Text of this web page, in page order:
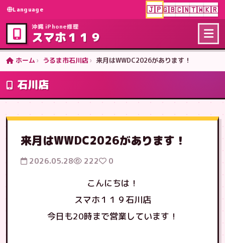
Language 🇯🇵🇬🇧🇨🇳🇹🇼🇰🇷
沖縄 iPhone修理
スマホ１１９
ホーム うるま市石川店 来月はWWDC2026があります！
石川店
来月はWWDC2026があります！
2026.05.28 222 0
こんにちは！
スマホ１１９石川店
今日も20時まで営業しています！